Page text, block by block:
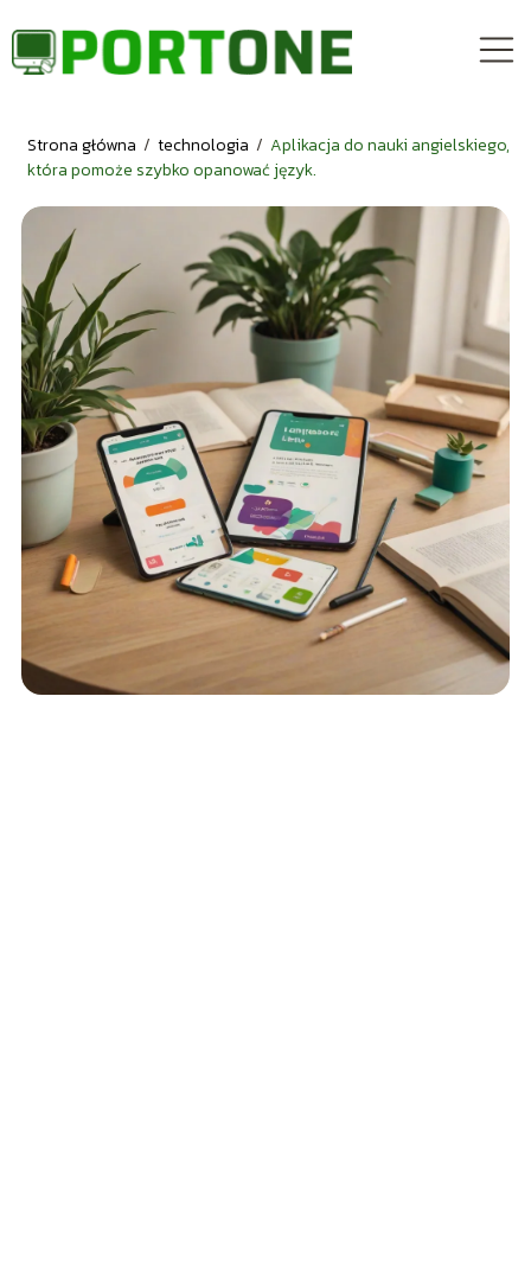
Strona główna / technologia / Aplikacja do nauki angielskiego,
która pomoże szybko opanować język.